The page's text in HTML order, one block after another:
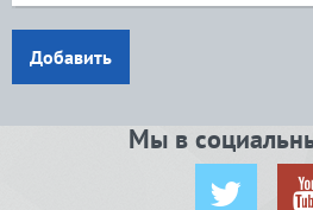
Добавить
Мы в